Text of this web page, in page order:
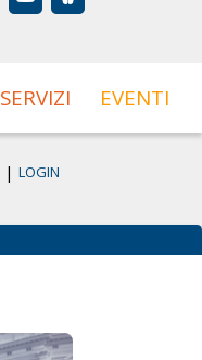
SERVIZI EVENTI
| LOGIN